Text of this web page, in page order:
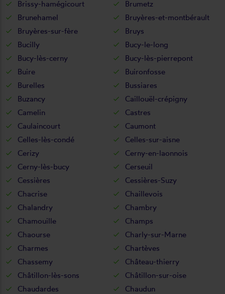
Brissy-hamégicourt
Brumetz
Brunehamel
Bruyères-et-montbérault
Bruyères-sur-fère
Bruys
Bucilly
Bucy-le-long
Bucy-lès-cerny
Bucy-lès-pierrepont
Buire
Buironfosse
Burelles
Bussiares
Buzancy
Caillouël-crépigny
Camelin
Castres
Caulaincourt
Caumont
Celles-lès-condé
Celles-sur-aisne
Cerizy
Cerny-en-laonnois
Cerny-lès-bucy
Cerseuil
Cessières
Cessières-Suzy
Chacrise
Chaillevois
Chalandry
Chambry
Chamouille
Champs
Chaourse
Charly-sur-Marne
Charmes
Chartèves
Chassemy
Château-thierry
Châtillon-lès-sons
Châtillon-sur-oise
Chaudardes
Chaudun